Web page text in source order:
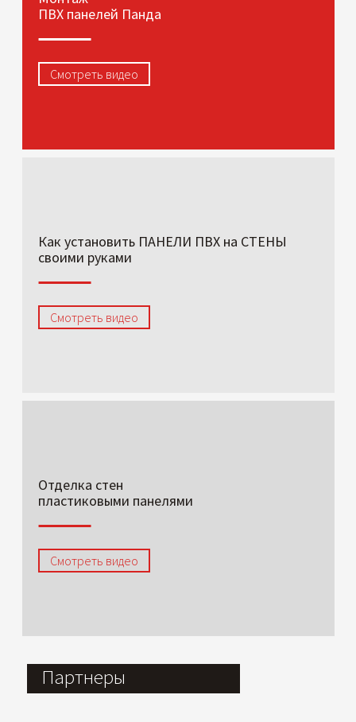
ПВХ панелей Панда
Смотреть видео
Как установить ПАНЕЛИ ПВХ на СТЕНЫ
своими руками
Смотреть видео
Отделка стен
пластиковыми панелями
Смотреть видео
Партнеры